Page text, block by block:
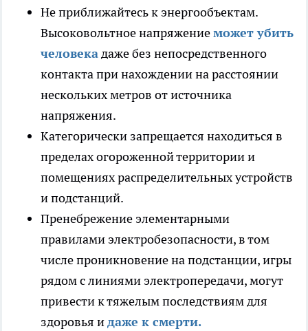
Не приближайтесь к энергообъектам.
Высоковольтное напряжениеможет убить
человекадаже без непосредственного
контакта при нахождении на расстоянии
нескольких метров от источника
напряжения.
Категорически запрещается находиться в
пределах огороженной территории и
помещениях распределительных устройств
и подстанций.
Пренебрежение элементарными
правилами электробезопасности, в том
числе проникновение на подстанции, игры
рядом с линиями электропередачи, могут
привести к тяжелым последствиям для
здоровья идаже к смерти.